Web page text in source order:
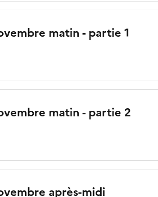
matin - partie 1
matin - partie 2
après-midi